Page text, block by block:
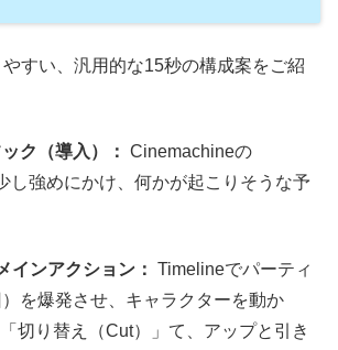
すい、汎用的な15秒の構成案をご紹
ク（導入）： Cinemachineの
し強めにかけ、何かが起こりそうな予
インアクション： Timelineでパーティ
を爆発させ、キャラクターを動か
切り替え（Cut）」て、アップと引き